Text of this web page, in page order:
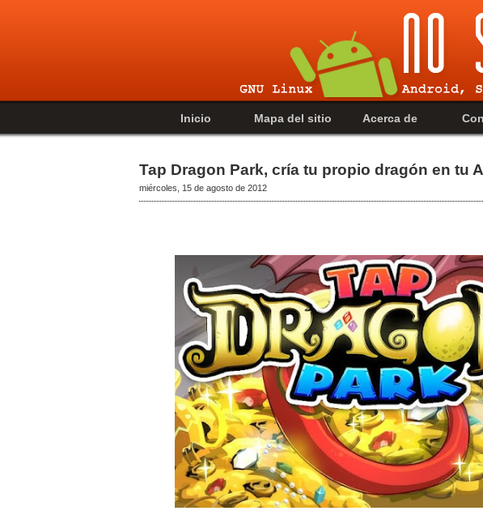
Inicio Mapa del sitio Acerca de
Tap Dragon Park, cría tu propio dragón en tu
miércoles, 15 de agosto de 2012